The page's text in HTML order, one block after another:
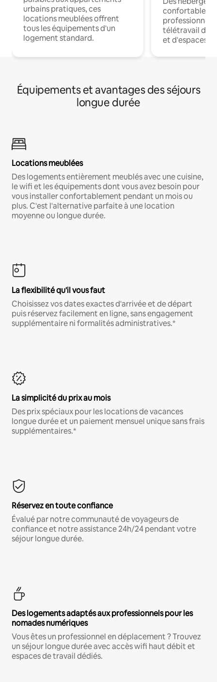
urbains pratiques, ces
locations meublées offrent
tous les équipements d'un
logement standard.
confortables
professionnels
télétravail
et d'espaces
Équipements et avantages des séjours
longue durée
Locations meublées
Des logements entièrement meublés avec une cuisine,
le wifi et les équipements dont vous avez besoin pour
vous installer confortablement pendant un mois ou
plus. C'est l'alternative parfaite à une location
moyenne ou longue durée.
La flexibilité qu'il vous faut
Choisissez vos dates exactes d'arrivée et de départ
puis réservez facilement en ligne, sans engagement
supplémentaire ni formalités administratives.*
La simplicité du prix au mois
Des prix spéciaux pour les locations de vacances
longue durée et un paiement mensuel unique sans frais
supplémentaires.*
Réservez en toute confiance
Évalué par notre communauté de voyageurs de
confiance et notre assistance 24h/24 pendant votre
séjour longue durée.
Des logements adaptés aux professionnels pour les
nomades numériques
Vous êtes un professionnel en déplacement ? Trouvez
un séjour longue durée avec accès wifi haut débit et
espaces de travail dédiés.